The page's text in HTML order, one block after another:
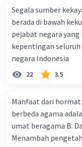
Komisi
berwenang
hakim.
terhadap
memberikan
hakim
Beri Rating·
Segala sumber
berada di bawah kekuasaan ... A. negara
pejabat negara
kepentingan seluruh
negara Indonesia
22 3.5
Manfaat dari
berbeda agama adalah... A. Tercipta
umat beragama B.
Menambah